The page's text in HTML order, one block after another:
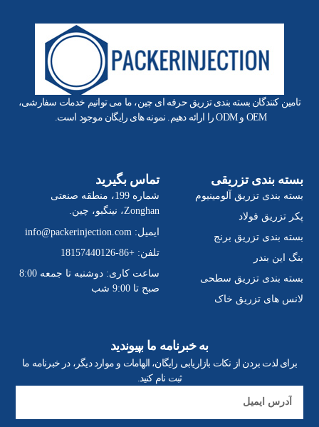
تامین کنندگان بسته بندی تزریق حرفه ای چین، ما می توانیم خدمات سفارشی،
OEM و ODM را ارائه دهیم. نمونه های رایگان موجود است.
بسته بندی تزریقی
بسته بندی تزریق آلومینیوم
پکر تزریق فولاد
بسته بندی تزریق برنج
بنگ این بندر
بسته بندی تزریق سطحی
لانس های تزریق خاک
تماس بگیرید
شماره 199، منطقه صنعتی
Zonghan، نینگبو، چین.
ایمیل:info@packerinjection.com
تلفن: +86-18157440126
ساعت کاری: دوشنبه تا جمعه 8:00
صبح تا 9:00 شب
به خبرنامه ما بپیوندید
برای لذت بردن از نکات بازاریابی رایگان، الهامات و موارد دیگر، در خبرنامه ما
ثبت نام کنید.